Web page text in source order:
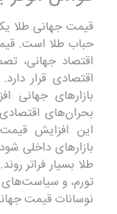
قیمت جهانی طلا
حباب طلا است.
اقتصاد جهانی،
اقتصادی قرار
بازارهای جهانی
بحران‌های
این افزایش
بازارهای داخلی
طلا بسیار فراتر
تورم، و سیاست‌های
نوسانات قیمت